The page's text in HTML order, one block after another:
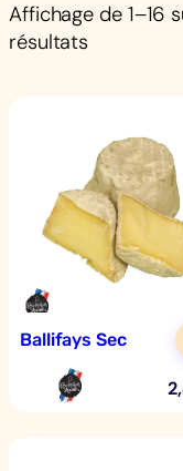
Affichage de 1–16
résultats
Ballifays Sec